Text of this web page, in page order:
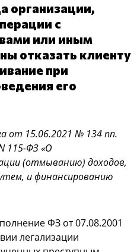
организации,
с
или иным
отказать клиенту
при
его
от 15.06.2021 № 134пп.
115-ФЗ «О
(отмыванию) доходов,
и финансированию
ФЗ от 07.08.2001
легализации